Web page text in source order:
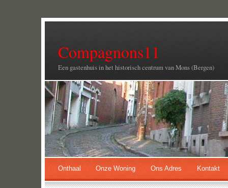
Compagnons11
Een gastenhuis in het historisch centrum van Mons (Bergen)
Onthaal Onze Woning Ons Adres Kontakt